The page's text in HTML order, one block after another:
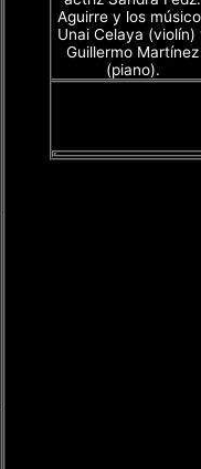
Aguirre y los
Unai Celaya (violín)
Guillermo Martínez
(piano).